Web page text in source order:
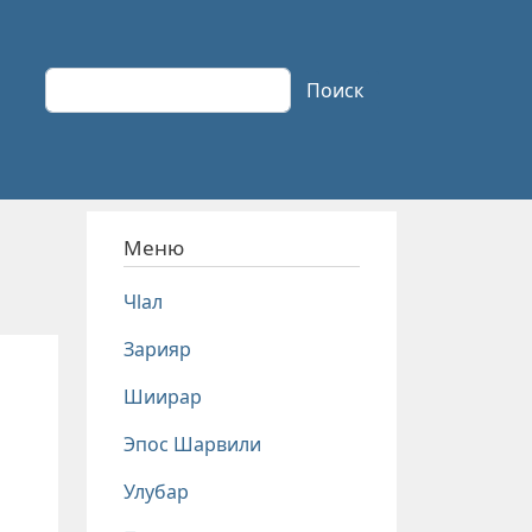
Поиск Поиск
Меню
Чlал
Зарияр
Шиирар
Эпос Шарвили
Улубар